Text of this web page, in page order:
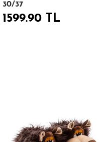
30/37
1599.90 TL